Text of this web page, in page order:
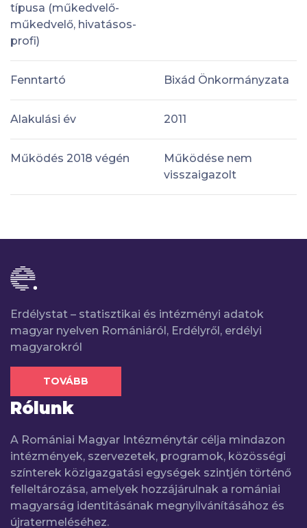
típusa (műkedvelő-
műkedvelő, hivatásos-
profi)
Fenntartó Bixád Önkormányzata
Alakulási év 2011
Működés 2018 végén
Működése nem
visszaigazolt
Erdélystat – statisztikai és intézményi adatok
magyar nyelven Romániáról, Erdélyről, erdélyi
magyarokról
TOVÁBB
Rólunk
A Romániai Magyar Intézménytár célja mindazon
intézmények, szervezetek, programok, közösségi
színterek közigazgatási egységek szintjén történő
felleltározása, amelyek hozzájárulnak a romániai
magyarság identitásának megnyilvánításához és
újratermeléséhez.